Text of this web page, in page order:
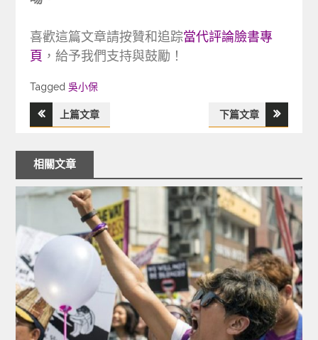
喜歡這篇文章請按贊和追踪當代評論臉書專
頁 ，給予我們支持與鼓勵！
Tagged
Tagged吳小保
文
章
導
覽
上篇文章 下篇文章
相關文章